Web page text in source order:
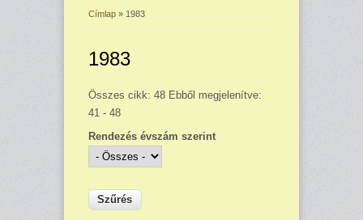
Címlap » 1983
1983
Összes cikk: 48 Ebből megjelenítve:
41 - 48
Rendezés évszám szerint